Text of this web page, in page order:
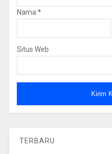
Nama *
Situs Web
TERBARU